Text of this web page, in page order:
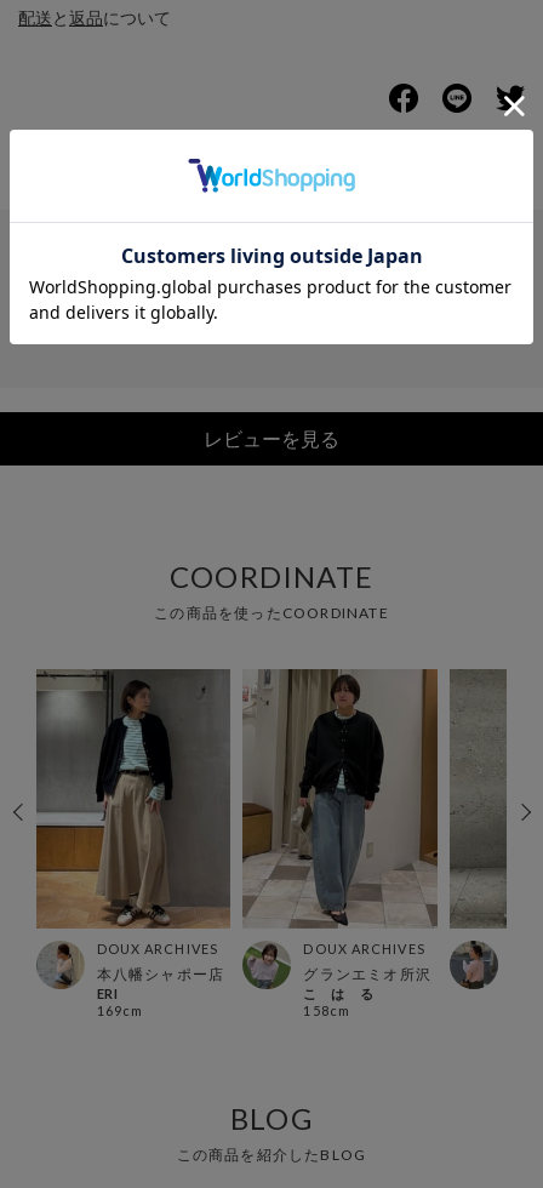
配送と返品について
レビュー
レビューを見る
COORDINATE
この商品を使ったCOORDINATE
DOUX ARCHIVES
本八幡シャポー店
ERI
169cm
DOUX ARCHIVES
グランエミオ所沢
こ は る
158cm
BLOG
この商品を紹介したBLOG